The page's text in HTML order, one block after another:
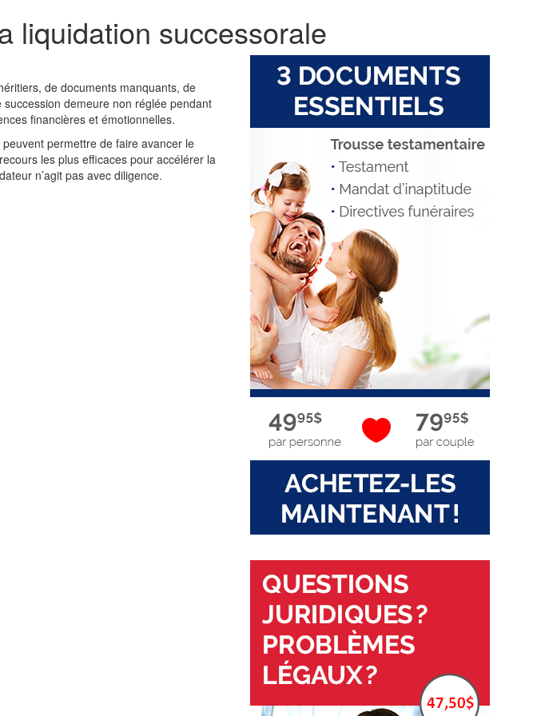
liquidation successorale
de documents manquants, de
succession demeure non réglée pendant
financières et émotionnelles.
permettre de faire avancer le
les plus efficaces pour accélérer la
n’agit pas avec diligence.